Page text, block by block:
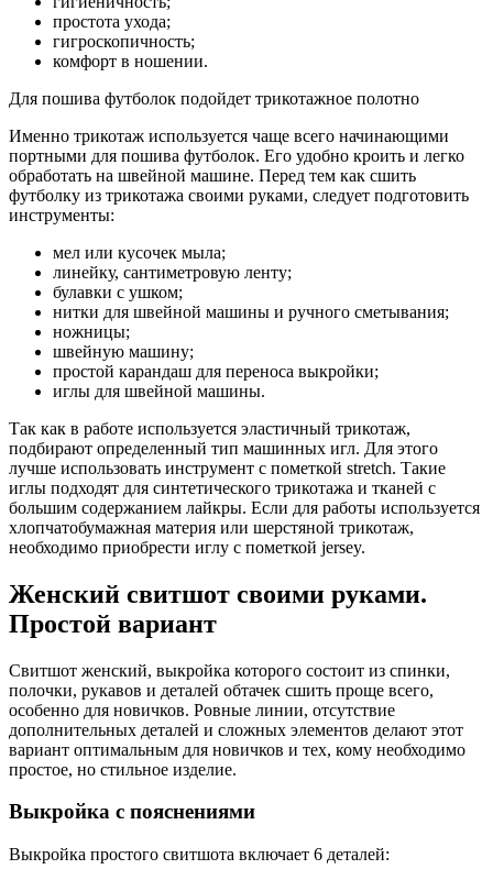
простота ухода;
гигроскопичность;
комфорт в ношении.
Для пошива футболок подойдет трикотажное полотно
Именно трикотаж используется чаще всего начинающими
портными для пошива футболок. Его удобно кроить и легко
обработать на швейной машине. Перед тем как сшить
футболку из трикотажа своими руками, следует подготовить
инструменты:
мел или кусочек мыла;
линейку, сантиметровую ленту;
булавки с ушком;
нитки для швейной машины и ручного сметывания;
ножницы;
швейную машину;
простой карандаш для переноса выкройки;
иглы для швейной машины.
Так как в работе используется эластичный трикотаж,
подбирают определенный тип машинных игл. Для этого
лучше использовать инструмент с пометкой stretch. Такие
иглы подходят для синтетического трикотажа и тканей с
большим содержанием лайкры. Если для работы используется
хлопчатобумажная материя или шерстяной трикотаж,
необходимо приобрести иглу с пометкой jersey.
Женский свитшот своими руками.
Простой вариант
Свитшот женский, выкройка которого состоит из спинки,
полочки, рукавов и деталей обтачек сшить проще всего,
особенно для новичков. Ровные линии, отсутствие
дополнительных деталей и сложных элементов делают этот
вариант оптимальным для новичков и тех, кому необходимо
простое, но стильное изделие.
Выкройка с пояснениями
Выкройка простого свитшота включает 6 деталей: